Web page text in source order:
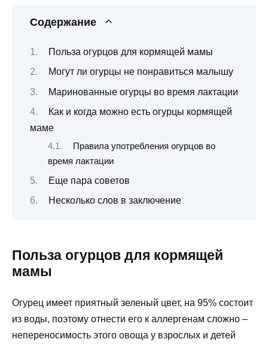
Содержание
Польза огурцов для кормящей мамы
Могут ли огурцы не понравиться малышу
Маринованные огурцы во время лактации
Как и когда можно есть огурцы кормящей
маме
Правила употребления огурцов во
время лактации
Еще пара советов
Несколько слов в заключение
Польза огурцов для кормящей
мамы
Огурец имеет приятный зеленый цвет, на 95% состоит
из воды, поэтому отнести его к аллергенам сложно –
непереносимость этого овоща у взрослых и детей